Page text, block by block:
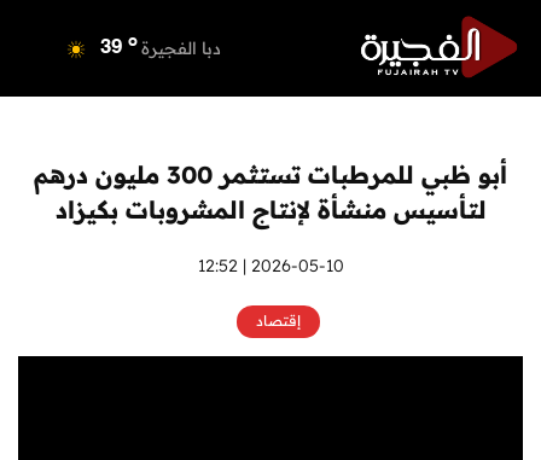
دبا الفجيرة 39 o
أم القيوين 38 o
راس الخيمة 40 o
الفجيرة
أبو ظبي للمرطبات تستثمر 300 مليون درهم
لتأسيس منشأة لإنتاج المشروبات بكيزاد
2026-05-10 | 12:52
إقتصاد